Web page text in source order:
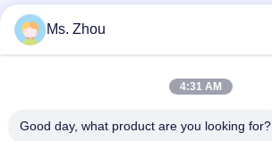
住所
Ms. Zhou
4:31 AM
Good day, what product are you looking for?